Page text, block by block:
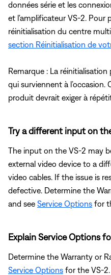
données série et les
et l'amplificateur VS-2. Pour
réinitialisation du centre
section Réinitialisation de
Remarque : La
qui surviennent à l’occasion.
produit devrait exiger à
Try a different input on
The input on the VS-2 may
external video device to a
video cables. If the issue is
defective. Determine the
and see Service Options for
Explain Service Options
Determine the Warranty or
Service Options for the VS-2.